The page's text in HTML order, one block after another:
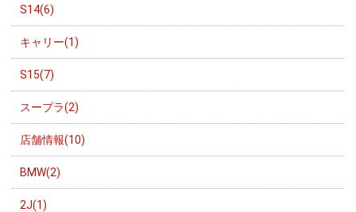
S14(6)
キャリー(1)
S15(7)
スープラ(2)
店舗情報(10)
BMW(2)
2J(1)